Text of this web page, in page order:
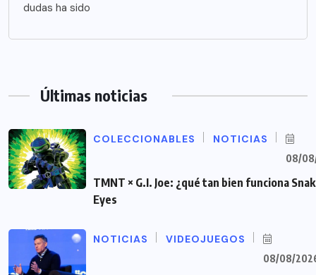
dudas ha sido
Últimas noticias
COLECCIONABLES NOTICIAS
08/
TMNT × G.I. Joe: ¿qué tan bien funciona
Eyes
NOTICIAS VIDEOJUEGOS
08/08/